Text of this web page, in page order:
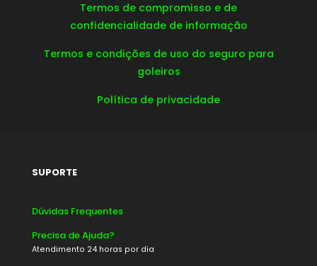
Termos de compromisso e de
confidencialidade de informação
Termos e condições de uso do seguro para
goleiros
Política de privacidade
SUPORTE
Dúvidas Frequentes
Precisa de Ajuda?
Atendimento 24 horas por dia